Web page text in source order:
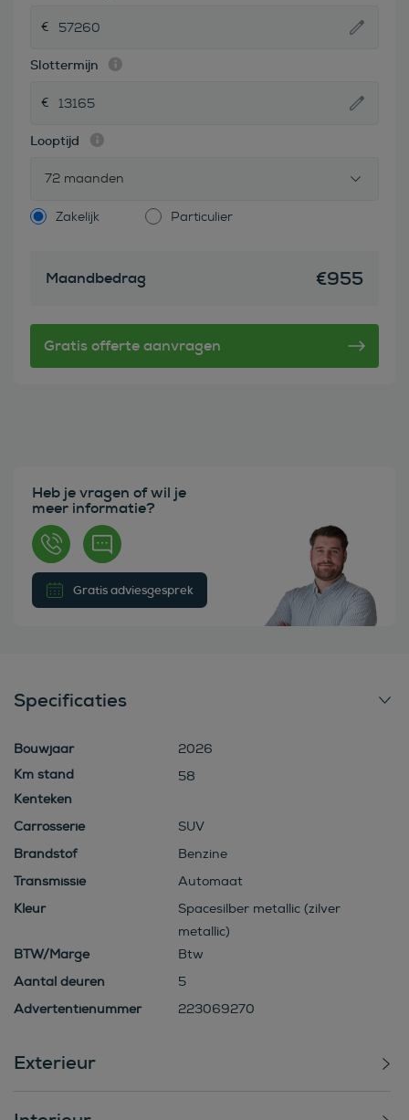
Slottermijn
Looptijd
72 maanden
Zakelijk Particulier
Maandbedrag €955
Heb je vragen of wil je
meer informatie?
Gratis adviesgesprek
Specificaties
Bouwjaar
2026
58
Kenteken
Carrosserie
SUV
Brandstof
Benzine
Transmissie
Automaat
Kleur
Spacesilber metallic (zilver
metallic)
BTW/Marge
Btw
Aantal deuren
5
Advertentienummer
223069270
Exterieur